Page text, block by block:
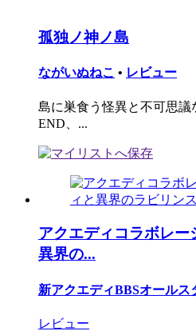
孤独ノ神ノ島
ながいぬねこ • レビュー
島に巣食う怪異と不可思
END、...
アクエディコラボレー
異界の...
新アクエディBBSオールス
レビュー